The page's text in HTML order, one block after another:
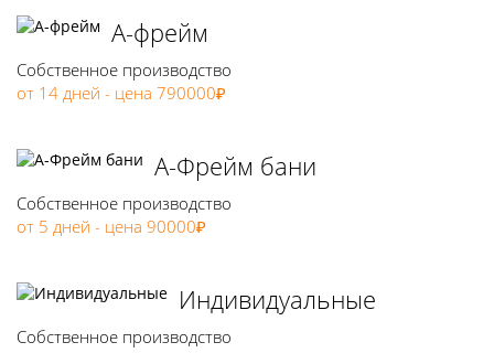
А-фрейм
Собственное производство
от 14 дней - цена 790000₽
А-Фрейм бани
Собственное производство
от 5 дней - цена 90000₽
Индивидуальные
Собственное производство